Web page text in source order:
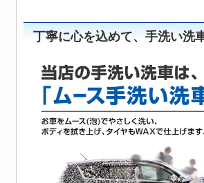
丁寧に心を込めて、手洗い洗